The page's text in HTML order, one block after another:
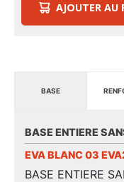
AJOUTER AU
BASE
BASE ENTIERE
EVA BLANC 03
BASE ENTIERE